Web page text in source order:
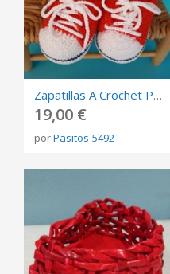
Zapatillas A Crochet Para Bebe
19,00 €
porPasitos-5492